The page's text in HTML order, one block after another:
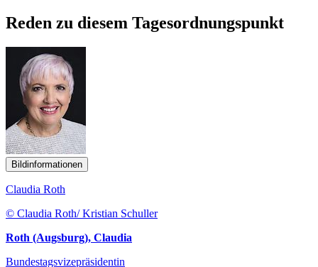
Reden zu diesem Tagesordnungspunkt
Bildinformationen
Claudia Roth
© Claudia Roth/ Kristian Schuller
Roth (Augsburg), Claudia
Bundestagsvizepräsidentin